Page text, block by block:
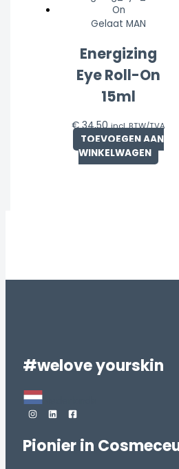
Gelaat MAN
Energizing
Eye Roll-On
15ml
€34,50 incl. BTW/TVA
TOEVOEGEN AAN
WINKELWAGEN
#welove yourskin
Pionier in